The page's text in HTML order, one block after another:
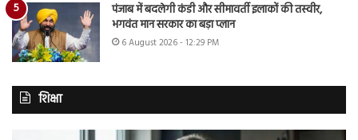
पंजाब में बदलेगी कंडी और सीमावर्ती इलाकों की तस्वीर,
भगवंत मान सरकार का बड़ा प्लान
6 August 2026 - 12:29 PM
शिक्षा